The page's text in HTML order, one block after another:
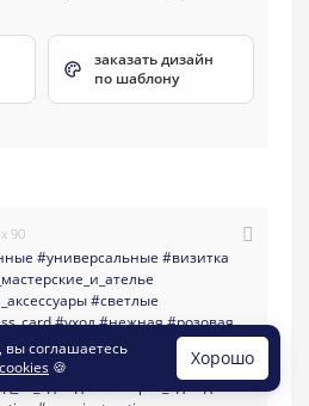
заказать дизайн
по шаблону
90
#универсальные #визитка
#светлые
#уход#нежная#розовая
#эксплуатация
#стирка_одежды
соглашаетесь
🍪 Хорошо